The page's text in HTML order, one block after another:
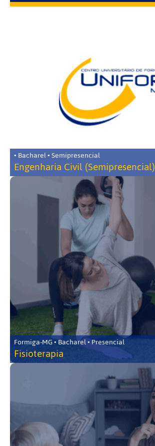
• Bacharel • Semipresencial
Engenharia Civil (Semipresencial)
Formiga-MG • Bacharel • Presencial
Fisioterapia